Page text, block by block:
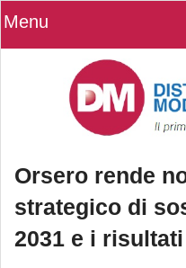
Menu
Orsero rende
strategico di
2031 e i